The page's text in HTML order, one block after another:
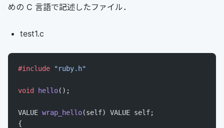
めの C 言語で記述したファイル．
test1.c
#include "ruby.h"
void hello();
VALUE wrap_hello(self) VALUE self;
{